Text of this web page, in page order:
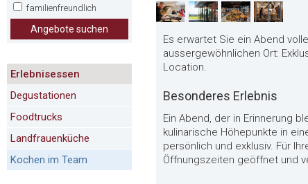
familienfreundlich
Angebote suchen
Erlebnisessen
Degustationen
Foodtrucks
Landfrauenküche
Kochen im Team
Es erwartet Sie ein Abend
aussergewöhnlichen Ort:
Location.
Besonderes Erlebnis
Ein Abend, der in Erinnerung
kulinarische Höhepunkte in
persönlich und exklusiv. Für
Öffnungszeiten geöffnet und